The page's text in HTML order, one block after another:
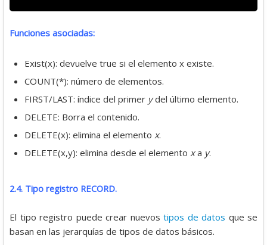
Funciones asociadas:
Exist(x): devuelve true si el elemento x existe.
COUNT(*): número de elementos.
FIRST/LAST: índice del primer ydel último elemento.
DELETE: Borra el contenido.
DELETE(x): elimina el elemento x.
DELETE(x,y): elimina desde el elemento xa y.
2.4. Tipo registro RECORD.
El tipo registro puede crear nuevos tipos de datos que se
basan en las jerarquías de tipos de datos básicos.